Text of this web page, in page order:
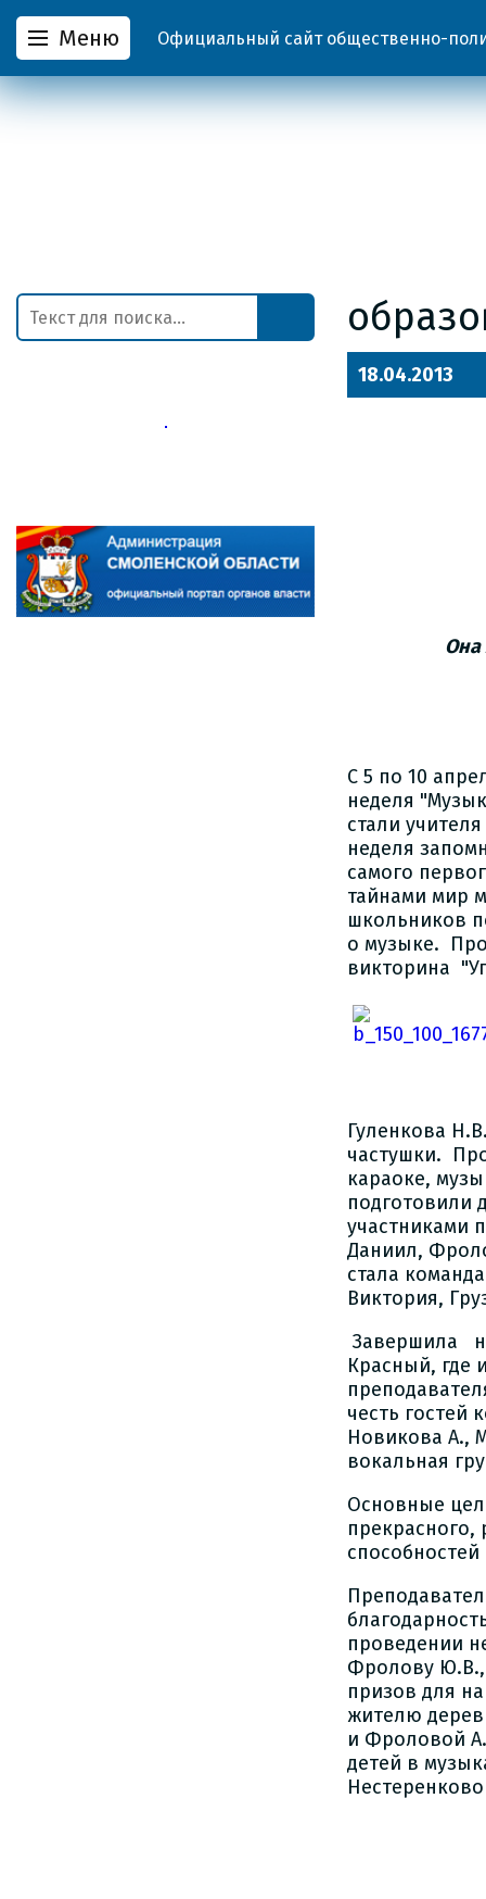
Меню Официальный сайт общественно-
18.04.2013
Она
С 5 по 10
неделя
стали
неделя
самого
тайнами мир
школьников
о музыке.
викторина
Гуленкова
частушки.
караоке,
подготовили
участниками
Даниил,
стала
Виктория,
Завершила
Красный, где
честь гостей
Новикова А.,
вокальная
Основные
проведении
Фролову Ю.В.,
призов для
жителю
и Фроловой
детей в